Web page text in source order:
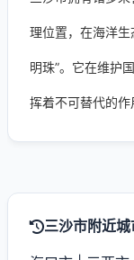
理位置，在海洋
明珠”。它在维护
挥着不可替代的作
三沙市附近城